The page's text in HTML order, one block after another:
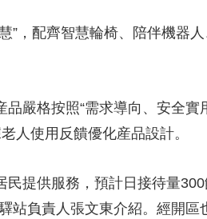
配齊智慧輪椅、陪伴機器
格按照“需求導向、安全實
人使用反饋優化産品設計。
供服務，預計日接待量300
站負責人張文東介紹。經開